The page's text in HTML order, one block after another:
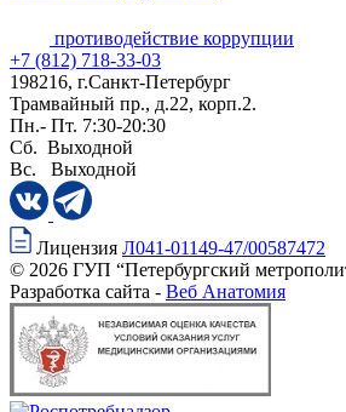
противодействие коррупции
+7 (812) 718-33-03
198216, г.Санкт-Петербург
Трамвайный пр., д.22, корп.2.
Пн.- Пт. 7:30-20:30
Сб. Выходной
Вс. Выходной
Лицензия Л041-01149-47/00587472
© 2026 ГУП “Петербургский
Разработка сайта - Веб Анатомия